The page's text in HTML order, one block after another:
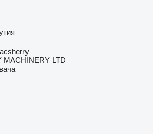
LTD